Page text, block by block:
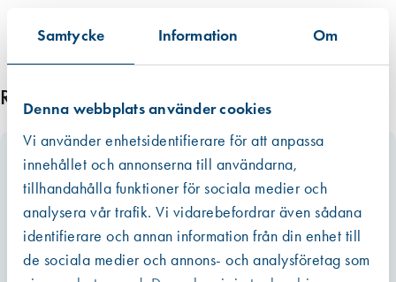
Samtycke Information Om
Denna webbplats använder cookies
Vi använder enhetsidentifierare för att anpassa
innehållet och annonserna till användarna,
tillhandahålla funktioner för sociala medier och
analysera vår trafik. Vi vidarebefordrar även sådana
identifierare och annan information från din enhet till
de sociala medier och annons- och analysföretag som
Relaterade produkter